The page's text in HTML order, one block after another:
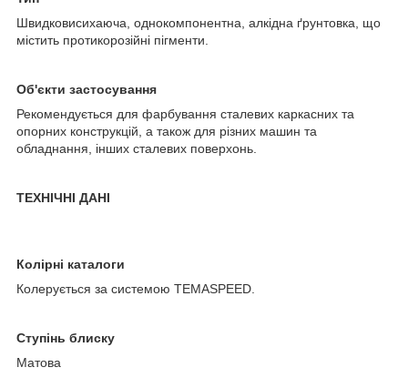
Швидковисихаюча, однокомпонентна, алкідна ґрунтовка, що
містить протикорозійні пігменти.
Об'єкти застосування
Рекомендується для фарбування сталевих каркасних та
опорних конструкцій, а також для різних машин та
обладнання, інших сталевих поверхонь.
ТЕХНІЧНІ ДАНІ
Колірні каталоги
Колерується за системою TEMASPEED.
Ступінь блиску
Матова